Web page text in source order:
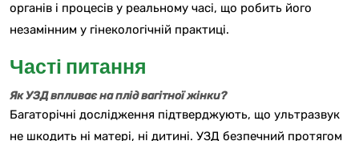
органів і процесів у реальному часі, що робить його
незамінним у гінекологічній практиці.
Часті питання
Як УЗД впливає на плід вагітної жінки?
Багаторічні дослідження підтверджують, що ультразвук
не шкодить ні матері, ні дитині. УЗД безпечний протягом